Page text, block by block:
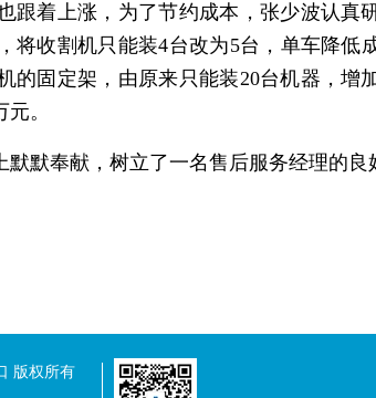
跟着上涨，为了节约成本，张少波认真
将收割机只能装4台改为5台，单车降低
的固定架，由原来只能装20台机器，增
。
默奉献，树立了一名售后服务经理的良
版权所有